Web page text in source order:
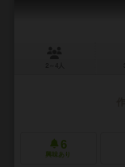
6
興味あり